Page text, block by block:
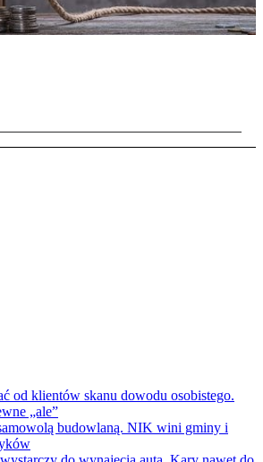
od klientów skanu dowodu osobistego.
„ale”
budowlaną. NIK wini gminy i